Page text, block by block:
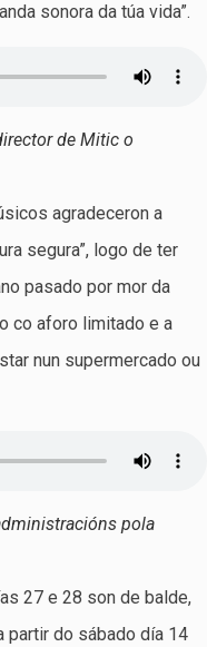
sonora da túa vida”.
de Mitic o
agradeceron a
segura”, logo de ter
pasado por mor da
co aforo limitado e a
nun supermercado ou
pola
27 e 28 son de balde,
partir do sábado día 14